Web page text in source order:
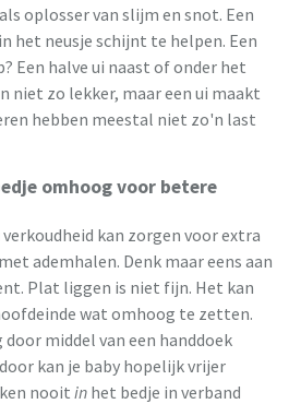
oplosser van slijm en snot. Een
het neusje schijnt te helpen. Een
Een halve ui naast of onder het
niet zo lekker, maar een ui maakt
hebben meestal niet zo'n last
omhoog voor betere
kan zorgen voor extra
ademhalen. Denk maar eens aan
Plat liggen is niet fijn. Het kan
wat omhoog te zetten.
middel van een handdoek
kan je baby hopelijk vrijer
nooit in het bedje in verband